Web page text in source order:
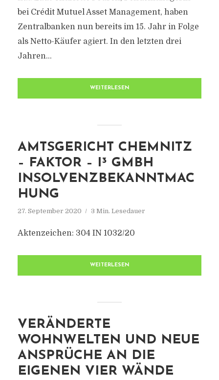
bei Crédit Mutuel Asset Management, haben
Zentralbanken nun bereits im 15. Jahr in Folge
als Netto-Käufer agiert. In den letzten drei
Jahren...
WEITERLESEN
AMTSGERICHT CHEMNITZ
– FAKTOR – I³ GMBH
INSOLVENZBEKANNTMAC
HUNG
27. September 2020 3 Min. Lesedauer
Aktenzeichen: 304 IN 1032/20
WEITERLESEN
VERÄNDERTE
WOHNWELTEN UND NEUE
ANSPRÜCHE AN DIE
EIGENEN VIER WÄNDE